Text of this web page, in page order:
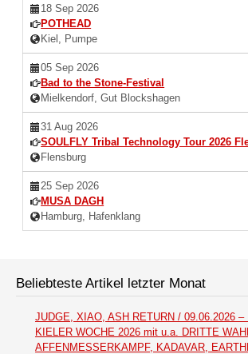
18 Sep 2026
POTHEAD
Kiel, Pumpe
05 Sep 2026
Bad to the Stone-Festival
Mielkendorf, Gut Blockshagen
31 Aug 2026
SOULFLY Tribal Technology Tour 2026
Flensburg
25 Sep 2026
MUSA DAGH
Hamburg, Hafenklang
Beliebteste Artikel letzter Monat
JUDGE, XIAO, ASH RETURN / 09.06.2026 –
KIELER WOCHE 2026 mit u.a. DRITTE
AFFENMESSERKAMPF, KADAVAR,